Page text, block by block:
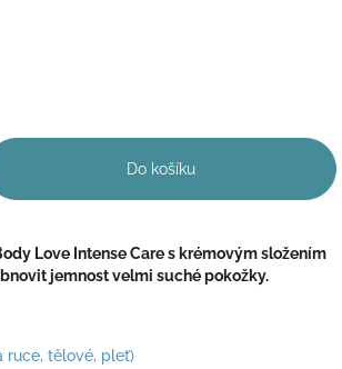
Do košíku
Love Intense Care s krémovým složením
jemnost velmi suché pokožky.
ruce, tělové, pleť)